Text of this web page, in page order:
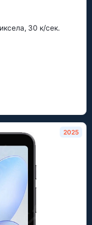
30 к/сек.
2025